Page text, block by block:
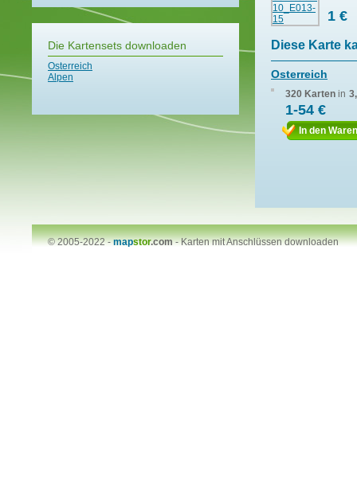
Die Kartensets downloaden
Osterreich
Alpen
1 €
Diese Karte
Osterreich
320 Karten in
1-54 €
In den
© 2005-2022 -mapstor.com-Karten mit Anschlüssen downloaden